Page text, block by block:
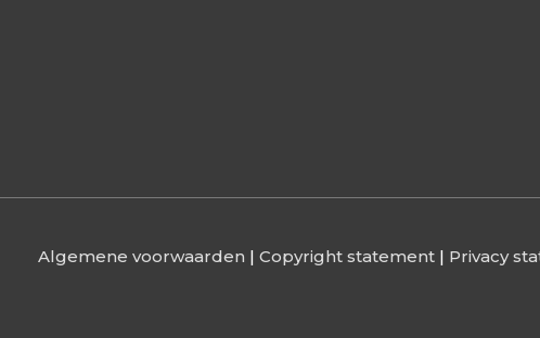
Algemene voorwaarden | Copyright statement | Privacy